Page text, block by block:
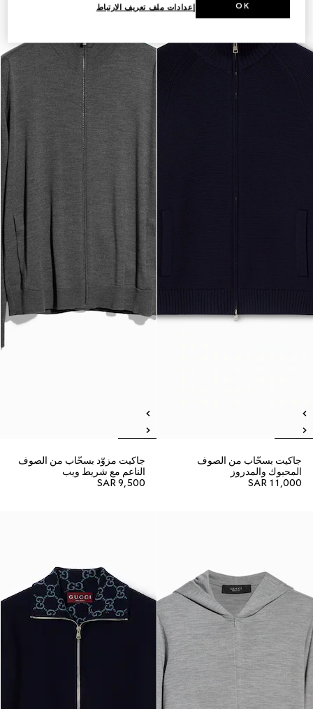
جاكيت بسحّاب من الصوف
المحبوك والمدروز
SAR 11,000
جاكيت مزوّد بسحّاب من الصوف
الناعم مع شريط ويب
SAR 9,500
إعدادات ملف تعريف الارتباط OK